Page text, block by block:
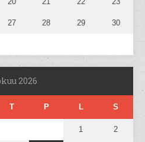
27 28 29 30
2026
T P L S
1 2